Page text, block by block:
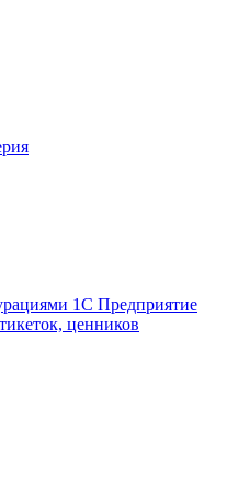
1С Предприятие
ценников